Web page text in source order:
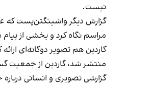
نیست.
مراسم نگاه کرد و بخشی از پیام
منتشر شد، گاردین از جمعیت
گزارشی تصویری و انسانی